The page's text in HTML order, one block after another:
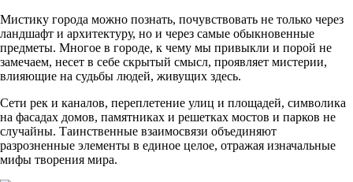
Мистику города можно познать, почувствовать не только через
ландшафт и архитектуру, но и через самые обыкновенные
предметы. Многое в городе, к чему мы привыкли и порой не
замечаем, несет в себе скрытый смысл, проявляет мистерии,
влияющие на судьбы людей, живущих здесь.
Сети рек и каналов, переплетение улиц и площадей, символика
на фасадах домов, памятниках и решетках мостов и парков не
случайны. Таинственные взаимосвязи объединяют
разрозненные элементы в единое целое, отражая изначальные
мифы творения мира.